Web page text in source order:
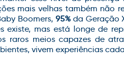
mais velhas também não
Boomers, 95%da Geração
existe, mas está longe de
raros meios capazes de
vivem experiências